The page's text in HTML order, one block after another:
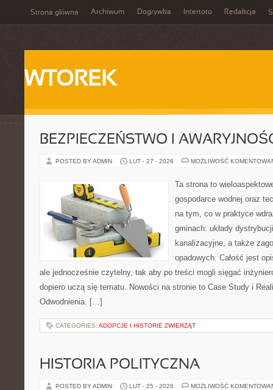
Strona główna Archiwum Dogrywka Intertoto Redakcja
WTOREK
BEZPIECZEŃSTWO I
POSTED BY ADMIN LUT - 27 - 2026 MOŻLIWOŚĆ
Ta strona to
gospodarce wodnej oraz
na tym, co w praktyce
gminach: układy
kanalizacyjne, a także
opadowych. Całość jest
ale jednocześnie czytelny, tak aby po treści mogli sięgać
dopiero uczą się tematu. Nowości na stronie to Case Study i
Odwodnienia. […]
CATEGORIES: ADOPCJE I HISTORIE ZWIERZĄT
HISTORIA POLITYCZNA
POSTED BY ADMIN LUT - 25 - 2026 MOŻLIWOŚĆ